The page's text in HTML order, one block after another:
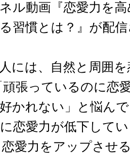
ル動画『恋愛力を
習慣とは？』が配
には、自然と周囲
張っているのに恋
かれない」と悩ん
恋愛力が低下して
愛力をアップさせ